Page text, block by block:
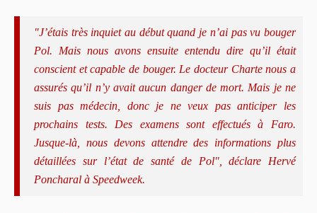
"J’étais très inquiet au début quand je n’ai pas vu bouger
Pol. Mais nous avons ensuite entendu dire qu’il était
conscient et capable de bouger. Le docteur Charte nous a
assurés qu’il n’y avait aucun danger de mort. Mais je ne
suis pas médecin, donc je ne veux pas anticiper les
prochains tests. Des examens sont effectués à Faro.
Jusque-là, nous devons attendre des informations plus
détaillées sur l’état de santé de Pol", déclare Hervé
Poncharal à Speedweek.